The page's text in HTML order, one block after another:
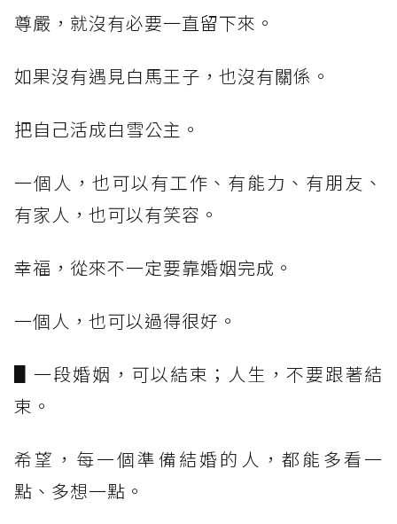
尊嚴，就沒有必要一直留下來。
如果沒有遇見白馬王子，也沒有關係。
把自己活成白雪公主。
一個人，也可以有工作、有能力、有朋友、
有家人，也可以有笑容。
幸福，從來不一定要靠婚姻完成。
一個人，也可以過得很好。
▋一段婚姻，可以結束；人生，不要跟著結
束。
希望，每一個準備結婚的人，都能多看一
點、多想一點。